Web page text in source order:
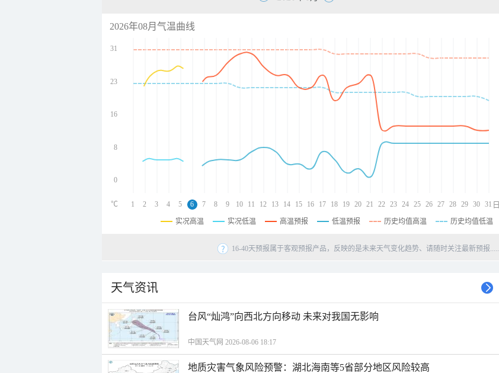
2026年08月气温曲线
31
23
16
8
0
1 2 3 4 5 6 7 8 9 10 11 12 13 14 15 16 17 18 19 20 21 22 23 24 25 26 27 28 29 30 31
℃ 日
实况高温 实况低温 高温预报 低温预报 历史均值高温 历史均值低温
16-40天预报属于客观预报产品，反映的是未来天气变化趋势、请随时关注最新预报.....
天气资讯
台风“灿鸿”向西北方向移动 未来对我国无影响
中国天气网 2026-08-06 18:17
地质灾害气象风险预警：湖北海南等5省部分地区风险较高